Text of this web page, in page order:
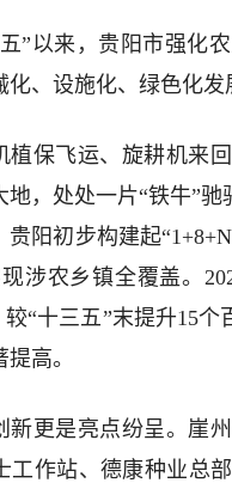
”以来，贵阳市强化
化、设施化、绿色化发
植保飞运、旋耕机来
地，处处一片“铁牛”
贵阳初步构建起
涉农乡镇全覆盖。
较“十三五”末提升15
高。
新更是亮点纷呈。崖
工作站、德康种业总